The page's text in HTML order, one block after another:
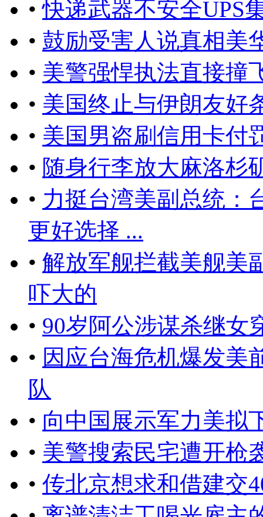
•快递武器不安全UPS
• 鼓励受害人说真相美
• 美警强悍执法直接撞
• 美国终止与伊朗友好
• 美国男盗刷信用卡付
• 随身行李放大麻洛杉
• 力挺台湾美副总统：
更好选择 ...
• 解放军舰拦截美舰美
吓大的
• 90岁阿公涉谋杀继女
• 因应台海危机爆发美
队
• 向中国展示军力美拟
• 美警搜索民宅遭开枪
• 传北京想求和借建交